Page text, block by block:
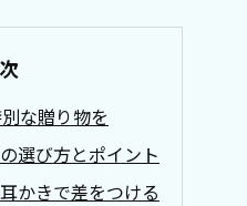
な贈り物を
選び方とポイント
かきで差をつける